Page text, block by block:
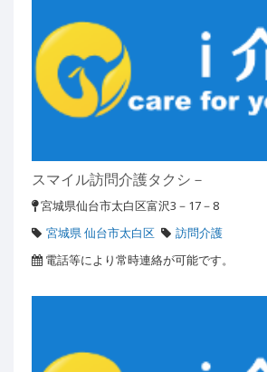
スマイル訪問介護タクシ－
宮城県仙台市太白区富沢3－17－8
宮城県 仙台市太白区
訪問介護
電話等により常時連絡が可能です。